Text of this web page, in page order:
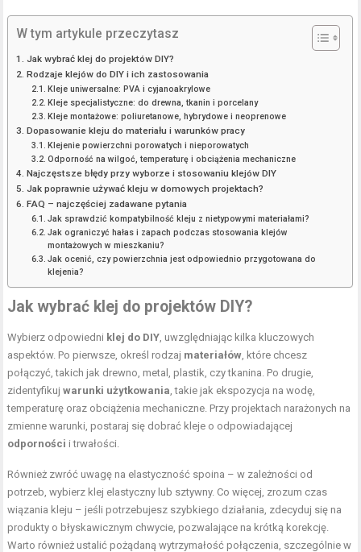
W tym artykule przeczytasz
Jak wybrać klej do projektów DIY?
Rodzaje klejów do DIY i ich zastosowania
Kleje uniwersalne: PVA i cyjanoakrylowe
Kleje specjalistyczne: do drewna, tkanin i porcelany
Kleje montażowe: poliuretanowe, hybrydowe i neoprenowe
Dopasowanie kleju do materiału i warunków pracy
Klejenie powierzchni porowatych i nieporowatych
Odporność na wilgoć, temperaturę i obciążenia mechaniczne
Najczęstsze błędy przy wyborze i stosowaniu klejów DIY
Jak poprawnie używać kleju w domowych projektach?
FAQ – najczęściej zadawane pytania
Jak sprawdzić kompatybilność kleju z nietypowymi materiałami?
Jak ograniczyć hałas i zapach podczas stosowania klejów
montażowych w mieszkaniu?
Jak ocenić, czy powierzchnia jest odpowiednio przygotowana do
klejenia?
Jak wybrać klej do projektów DIY?
Wybierz odpowiedni klej do DIY , uwzględniając kilka kluczowych
aspektów. Po pierwsze, określ rodzaj materiałów , które chcesz
połączyć, takich jak drewno, metal, plastik, czy tkanina. Po drugie,
zidentyfikujwarunki użytkowania , takie jak ekspozycja na wodę,
temperaturę oraz obciążenia mechaniczne. Przy projektach narażonych na
zmienne warunki, postaraj się dobrać kleje o odpowiadającej
odporności i trwałości.
Również zwróć uwagę na elastyczność spoina – w zależności od
potrzeb, wybierz klej elastyczny lub sztywny. Co więcej, zrozum czas
wiązania kleju – jeśli potrzebujesz szybkiego działania, zdecyduj się na
produkty o błyskawicznym chwycie, pozwalające na krótką korekcję.
Warto również ustalić pożądaną wytrzymałość połączenia, szczególnie w